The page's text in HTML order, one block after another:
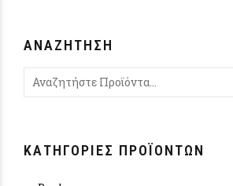
ΑΝΑΖΉΤΗΣΗ
ΚΑΤΗΓΟΡΊΕΣ ΠΡΟΪΌΝΤΩΝ